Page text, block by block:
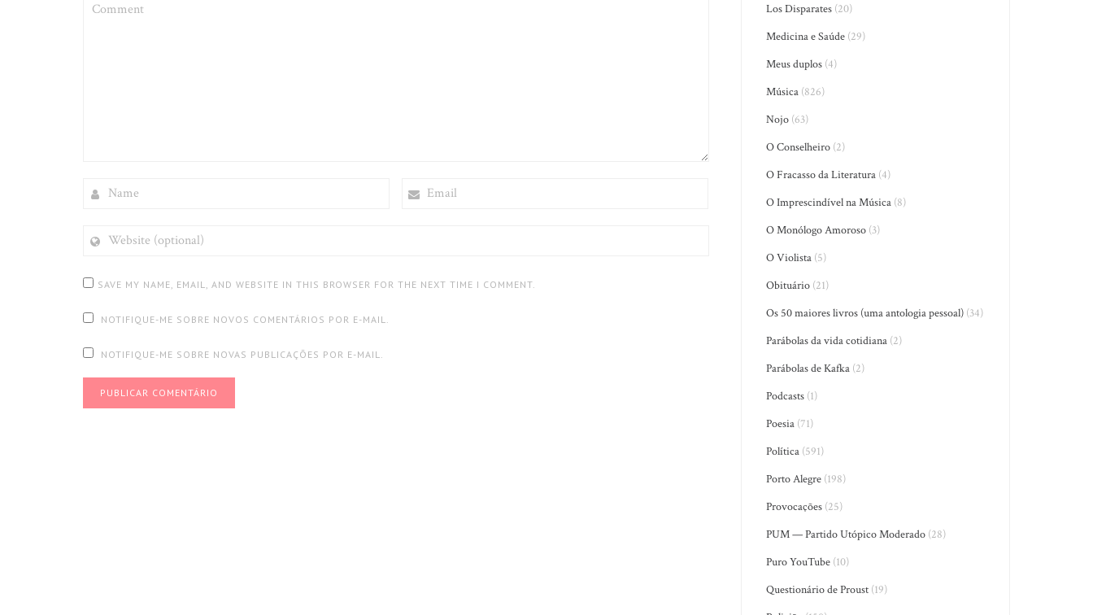
(OPTIONAL)
SAVE MY NAME, EMAIL, AND WEBSITE IN THIS BROWSER FOR THE NEXT TIME I COMMENT.
NOTIFIQUE-ME SOBRE NOVOS COMENTÁRIOS POR E-MAIL.
NOTIFIQUE-ME SOBRE NOVAS PUBLICAÇÕES POR E-MAIL.
Los Disparates (20)
Medicina e Saúde (29)
Meus duplos (4)
Música (826)
Nojo (63)
O Conselheiro (2)
O Fracasso da Literatura (4)
O Imprescindível na Música (8)
O Monólogo Amoroso (3)
O Violista (5)
Obituário (21)
Os 50 maiores livros (uma antologia pessoal) (34)
Parábolas da vida cotidiana (2)
Parábolas de Kafka (2)
Podcasts (1)
Poesia (71)
Política (591)
Porto Alegre (198)
Provocações (25)
PUM — Partido Utópico Moderado (28)
Puro YouTube (10)
Questionário de Proust (19)